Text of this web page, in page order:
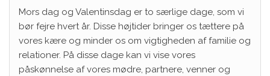
Mors dag og Valentinsdag er to særlige dage, som vi
bør fejre hvert år. Disse højtider bringer os tættere på
vores kære og minder os om vigtigheden af familie og
relationer. På disse dage kan vi vise vores
påskønnelse af vores mødre, partnere, venner og